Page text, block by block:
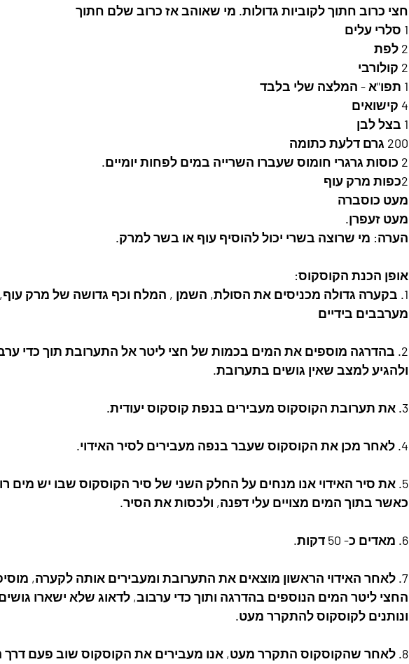
חצי כרוב חתוך לקוביות גדולות. מי שאוהב אז כרוב שלם חתוך
1 סלרי עלים
2 לפת
2 קולורבי
1 תפו"א - המלצה שלי בלבד
4 קישואים
1 בצל לבן
200 גרם דלעת כתומה
2 כוסות גרגרי חומוס שעברו השרייה במים לפחות יומיים.
2כפות מרק עוף
מעט כוסברה
מעט זעפרן.
הערה: מי שרוצה בשרי יכול להוסיף עוף או בשר למרק.
אופן הכנת הקוסקוס:
1. בקערה גדולה מכניסים את הסולת, השמן , המלח וכף גדושה של מרק עוף,
מערבבים בידיים
2. בהדרגה מוספים את המים בכמות של חצי ליטר אל התערובת תוך כדי ערבוב,
ולהגיע למצב שאין גושים בתערובת.
3. את תערובת הקוסקוס מעבירים בנפת קוסקוס יעודית.
4. לאחר מכן את הקוסקוס שעבר בנפה מעבירים לסיר האידוי.
5. את סיר האידוי אנו מנחים על החלק השני של סיר הקוסקוס שבו יש מים רותחים
כאשר בתוך המים מצויים עלי דפנה, ולכסות את הסיר.
6. מאדים כ- 50 דקות.
7. לאחר האידוי הראשון מוצאים את התערובת ומעבירים אותה לקערה, מוסיפים
החצי ליטר המים הנוספים בהדרגה ותוך כדי ערבוב, לדאוג שלא ישארו
ונותנים לקוסקוס להתקרר מעט.
8. לאחר שהקוסקוס התקרר מעט, אנו מעבירים את הקוסקוס שוב פעם דרך הנפה